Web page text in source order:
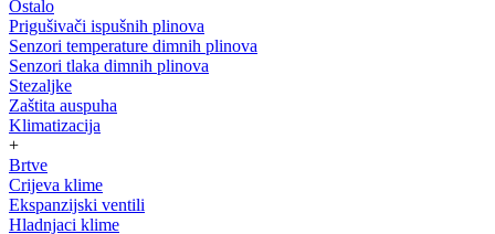
Ostalo
Prigušivači ispušnih plinova
Senzori temperature dimnih plinova
Senzori tlaka dimnih plinova
Stezaljke
Zaštita auspuha
Klimatizacija
+
Brtve
Crijeva klime
Ekspanzijski ventili
Hladnjaci klime